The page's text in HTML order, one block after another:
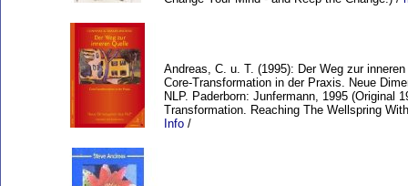
Andreas, C. u. T. (1995): Der Weg zur
Core-Transformation in der Praxis. Neue
NLP. Paderborn: Junfermann, 1995 (Original
Transformation. Reaching The Wellspring
Info /